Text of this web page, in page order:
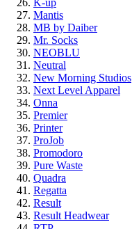
K-up
Mantis
MB by Daiber
Mr. Socks
NEOBLU
Neutral
New Morning Studios
Next Level Apparel
Onna
Premier
Printer
ProJob
Promodoro
Pure Waste
Quadra
Regatta
Result
Result Headwear